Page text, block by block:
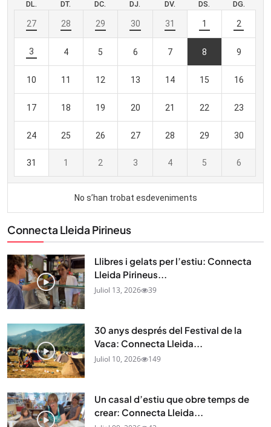
Connecta Lleida Pirineus
Llibres i gelats per l’estiu: Connecta
Lleida Pirineus...
Juliol 13, 2026 39
30 anys després del Festival de la
Vaca: Connecta Lleida...
Juliol 10, 2026 149
Un casal d’estiu que obre temps de
crear: Connecta Lleida...